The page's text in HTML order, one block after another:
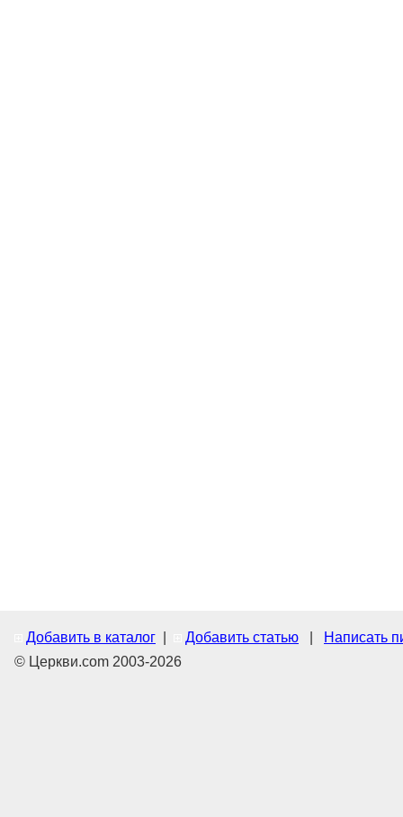
Добавить в каталог Добавить статью
Написать
© Церкви.com 2003-2026